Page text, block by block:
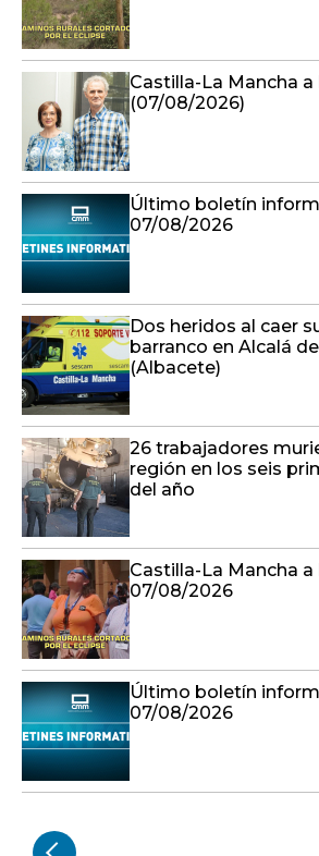
Castilla-La Mancha a
(07/08/2026)
Último boletín
07/08/2026
Dos heridos al caer
barranco en Alcalá
(Albacete)
26 trabajadores
región en los seis
del año
Castilla-La Mancha a
07/08/2026
Último boletín
07/08/2026